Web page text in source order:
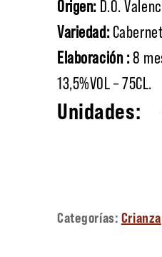
Origen: D.O.
Variedad:
Elaboración :8
13,5%VOL – 75CL.
Categorías: Crianza